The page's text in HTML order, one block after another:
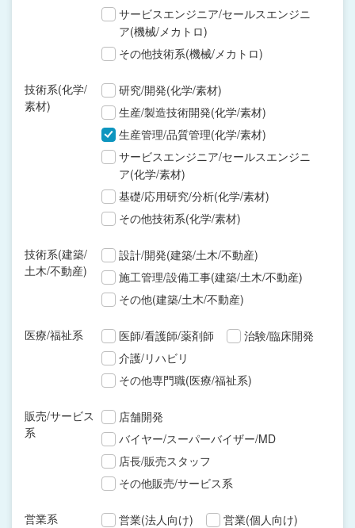
サービスエンジニア/セールスエンジニ
ア(機械/メカトロ)
その他技術系(機械/メカトロ)
技術系(化学/
素材)
研究/開発(化学/素材)
生産/製造技術開発(化学/素材)
生産管理/品質管理(化学/素材)
サービスエンジニア/セールスエンジニ
ア(化学/素材)
基礎/応用研究/分析(化学/素材)
その他技術系(化学/素材)
技術系(建築/
土木/不動産)
設計/開発(建築/土木/不動産)
施工管理/設備工事(建築/土木/不動産)
その他(建築/土木/不動産)
医療/福祉系 医師/看護師/薬剤師
治験/臨床開発
介護/リハビリ
その他専門職(医療/福祉系)
販売/サービス
系
店舗開発
バイヤー/スーパーバイザー/MD
店長/販売スタッフ
その他販売/サービス系
営業系 営業(法人向け)
営業(個人向け)